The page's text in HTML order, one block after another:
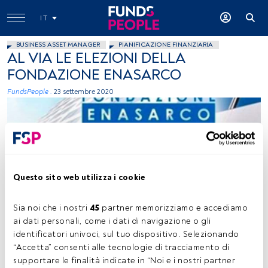
Questo sito web utilizza i cookie
Sia noi che i nostri 45 partner memorizziamo e accediamo
ai dati personali, come i dati di navigazione o gli
identificatori univoci, sul tuo dispositivo. Selezionando
“Accetta” consenti alle tecnologie di tracciamento di
supportare le finalità indicate in “Noi e i nostri partner
IT
BUSINESS ASSET MANAGER PIANIFICAZIONE FINANZIARIA
AL VIA LE ELEZIONI DELLA
FONDAZIONE ENASARCO
FundsPeople . 23 settembre 2020
Tempo di lettura:1 min.